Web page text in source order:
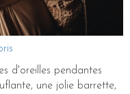
d'oreilles pendantes
une jolie barrette,